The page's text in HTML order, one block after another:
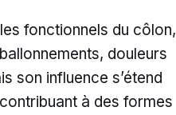
fonctionnels du côlon,
douleurs
son influence s’étend
à des formes